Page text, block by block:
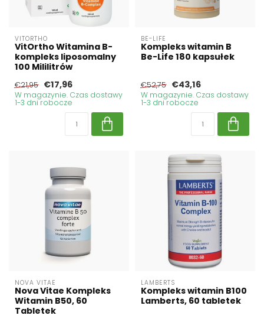
VITORTHO
VitOrtho Witamina B-
kompleks liposomalny
100 Mililitrów
€21,95 €17,96
W magazynie. Czas dostawy
1-3 dni robocze
BE-LIFE
Kompleks witamin B
Be-Life 180 kapsułek
€52,75 €43,16
W magazynie. Czas dostawy
1-3 dni robocze
NOVA VITAE
Nova Vitae Kompleks
Witamin B50, 60
Tabletek
LAMBERTS
Kompleks witamin B100
Lamberts, 60 tabletek